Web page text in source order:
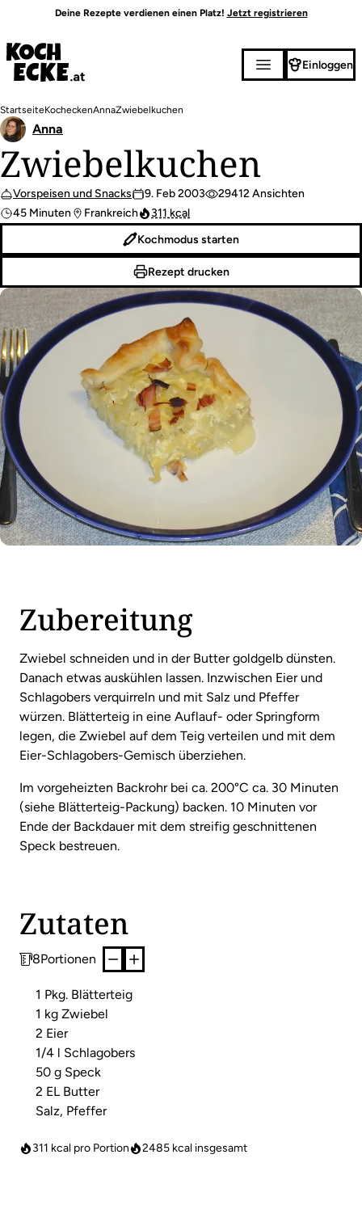
Inhalt
Deine Rezepte verdienen einen Platz! Jetzt registrieren
Einloggen
Pfadnavigation
StartseiteKocheckenAnnaZwiebelkuchen
Zwiebelkuchen
Vorspeisen und Snacks 9. Feb 2003
29412 Ansichten
45 Minuten
Frankreich 311 kcal
Anna
Kochmodus starten
Rezept drucken
Zubereitung
Zwiebel schneiden und in der Butter goldgelb dünsten.
Danach etwas auskühlen lassen. Inzwischen Eier und
Schlagobers verquirreln und mit Salz und Pfeffer
würzen. Blätterteig in eine Auflauf- oder Springform
legen, die Zwiebel auf dem Teig verteilen und mit dem
Eier-Schlagobers-Gemisch überziehen.
Im vorgeheizten Backrohr bei ca. 200°C ca. 30 Minuten
(siehe Blätterteig-Packung) backen. 10 Minuten vor
Ende der Backdauer mit dem streifig geschnittenen
Speck bestreuen.
Zutaten
8Portionen
1 Pkg. Blätterteig
1 kg Zwiebel
2 Eier
1/4 l Schlagobers
50 g Speck
2 EL Butter
Salz, Pfeffer
311 kcal pro Portion 2485 kcal insgesamt